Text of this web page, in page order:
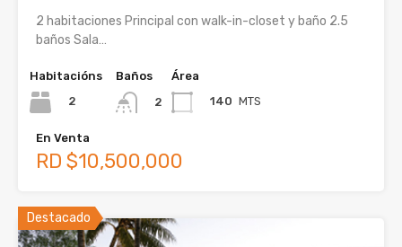
2 habitaciones Principal con walk-in-closet y baño 2.5
baños Sala…
Habitacións
2
Baños
2
Área
140 MTS
En Venta
RD $10,500,000
Destacado